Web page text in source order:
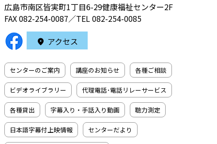
広島市南区皆実町1丁目6-29健康福祉センター2F
FAX 082-254-0087／TEL082-254-0085
アクセス
センターのご案内 講座のお知らせ 各種ご相談
ビデオライブラリー 代理電話･電話リレーサービス
各種貸出 字幕入り・手話入り動画 聴力測定
日本語字幕付上映情報 センターだより